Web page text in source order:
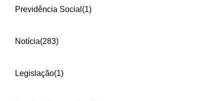
Previdência Social (1)
Notícia(283)
Legislação(1)